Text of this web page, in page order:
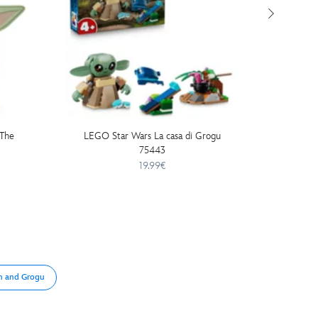
LEGO Star Wars La casa di Grogu
75443
19.99€
and Grogu